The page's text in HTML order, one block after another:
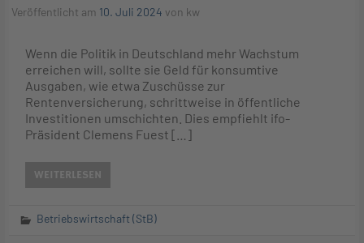
Veröffentlicht am 10. Juli 2024 von kw
Wenn die Politik in Deutschland mehr Wachstum
erreichen will, sollte sie Geld für konsumtive
Ausgaben, wie etwa Zuschüsse zur
Rentenversicherung, schrittweise in öffentliche
Investitionen umschichten. Dies empfiehlt ifo-
Präsident Clemens Fuest […]
WEITERLESEN
Betriebswirtschaft (StB)